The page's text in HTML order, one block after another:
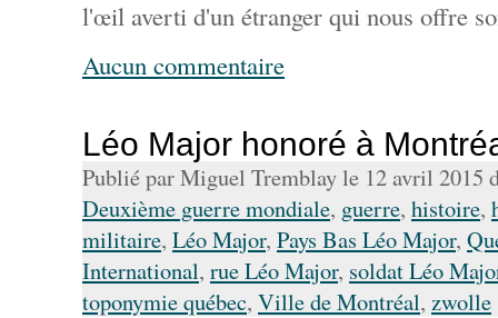
l'œil averti d'un étranger qui nous offre
Aucun commentaire
Léo Major honoré à
Publié par Miguel Tremblay le 12 avril 2015
Deuxième guerre mondiale, guerre, histoire,
militaire, Léo Major, Pays Bas Léo Major,
International, rue Léo Major, soldat Léo
toponymie québec, Ville de Montréal, zwolle